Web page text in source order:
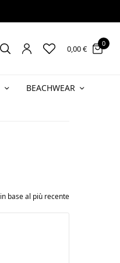
0,00€ 0
BEACHWEAR
VAI!